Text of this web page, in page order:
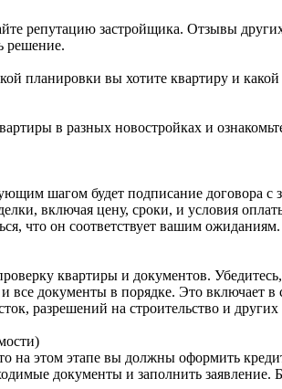
репутацию застройщика. Отзывы
решение.
планировки вы хотите квартиру и
в разных новостройках и
шагом будет подписание договора с
включая цену, сроки, и условия
что он соответствует вашим ожиданиям.
квартиры и документов.
все документы в порядке. Это включает в
разрешений на строительство и
на этом этапе вы должны оформить
документы и заполнить заявление.